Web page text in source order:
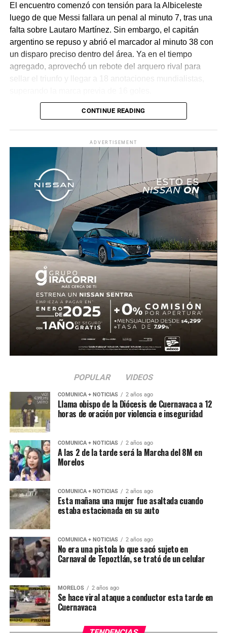
El encuentro comenzó con tensión para la Albiceleste
luego de que Messi fallara un penal al minuto 7, tras una
falta sobre Lautaro Martínez. Sin embargo, el capitán
argentino se repuso y abrió el marcador al minuto 38 con
un disparo preciso dentro del área. Ya en el tiempo
agregado, aprovechó un rebote del arquero rival para
sellar el triunfo y llegar a 18 anotaciones mundialistas,
Con este resultado, el conjunto dirigido por Lionel Scaloni
destacó la importancia de la victoria, mientras que el
técnico argentino subrayó la dificultad del encuentro y
valoró la clasificación del equipo a la siguiente ronda.
CONTINUE READING
ADVERTISEMENT
POPULAR VIDEOS
COMUNICA + NOTICIAS 2 años ago
Llama obispo de la Diócesis de Cuernavaca a 12
horas de oración por violencia e inseguridad
COMUNICA + NOTICIAS 2 años ago
A las 2 de la tarde será la Marcha del 8M en
Morelos
COMUNICA + NOTICIAS 2 años ago
Esta mañana una mujer fue asaltada cuando
estaba estacionada en su auto
COMUNICA + NOTICIAS 2 años ago
No era una pistola lo que sacó sujeto en
Carnaval de Tepoztlán, se trató de un celular
MORELOS 2 años ago
Se hace viral ataque a conductor esta tarde en
Cuernavaca